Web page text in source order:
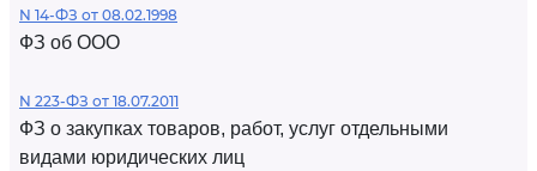
N 14-ФЗ от 08.02.1998
ФЗ об ООО
N 223-ФЗ от 18.07.2011
ФЗ о закупках товаров, работ, услуг отдельными
видами юридических лиц